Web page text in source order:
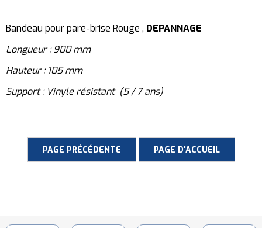
Bandeau pour pare-brise Rouge , DEPANNAGE
Longueur : 900 mm
Hauteur : 105 mm
Support : Vinyle résistant (5 / 7 ans)